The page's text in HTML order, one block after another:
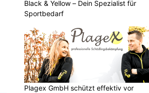
Black & Yellow – Dein Spezialist für
Sportbedarf
Plagex GmbH schützt effektiv vor